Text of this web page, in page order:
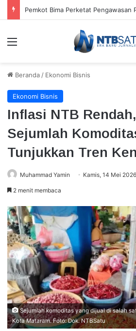
Menu
Beranda / Ekonomi Bisnis
Ekonomi Bisnis
Inflasi NTB
Sejumlah
Tunjukkan Tren
Muhammad Yamin Kamis, 14 Mei 2026
2 menit membaca
Sejumlah komoditas yang dijual di salah
Kota Mataram. Foto: Dok. NTBSatu